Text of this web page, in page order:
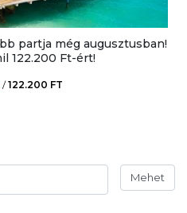
partja még augusztusban!
122.200 Ft-ért!
/122.200 FT
Mehet